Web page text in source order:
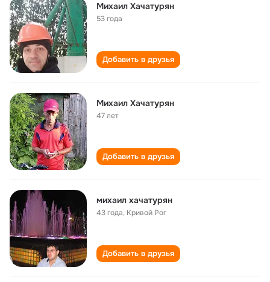
Михаил Хачатурян
53 года
Добавить в друзья
Михаил Хачатурян
47 лет
Добавить в друзья
михаил хачатурян
43 года, Кривой Рог
Добавить в друзья